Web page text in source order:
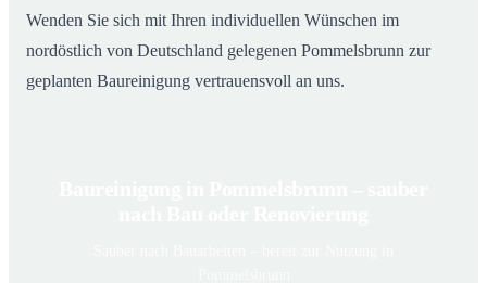
Wenden Sie sich mit Ihren individuellen Wünschen im
nordöstlich von Deutschland gelegenen Pommelsbrunn zur
geplanten Baureinigung vertrauensvoll an uns.